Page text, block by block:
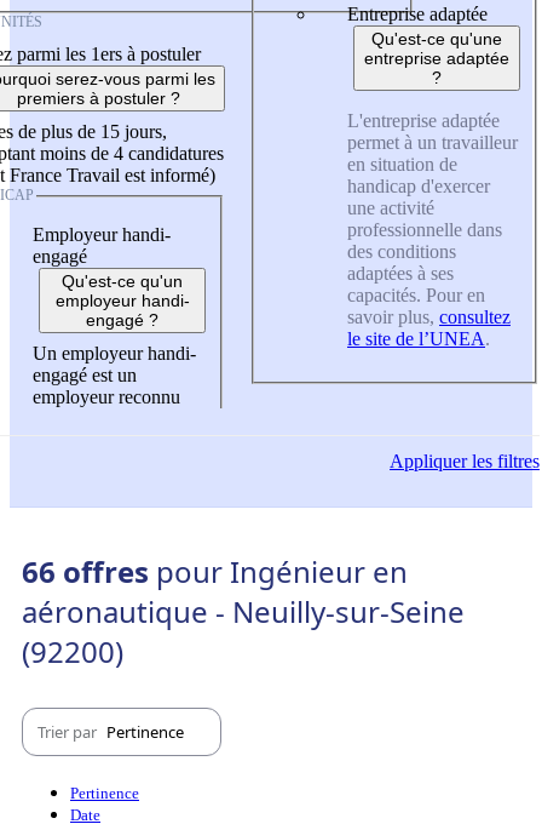
parmi les 1ers à postuler
serez-vous parmi les
premiers à postuler ?
de plus de 15 jours,
moins de 4 candidatures
France Travail est informé)
Employeur handi-
engagé
Qu'est-ce qu'un
employeur handi-
engagé ?
Un employeur handi-
engagé est un
employeur reconnu
Entreprise adaptée
Qu'est-ce qu'une
entreprise adaptée
?
L'entreprise adaptée
permet à un travailleur
en situation de
handicap d'exercer
une activité
professionnelle dans
des conditions
adaptées à ses
capacités. Pour en
savoir plus, consultez
le site de l’UNEA.
Appliquerles filtres
66 offres pour Ingénieur en
aéronautique - Neuilly-sur-Seine
(92200)
Trier par Pertinence
Pertinence
Date